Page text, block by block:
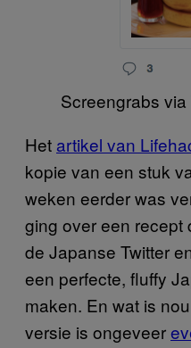
Screengrabs via
Het artikel van
kopie van een stuk
weken eerder was
ging over een recept
de Japanse Twitter
een perfecte, fluffy
maken. En wat is
versie is ongeveer